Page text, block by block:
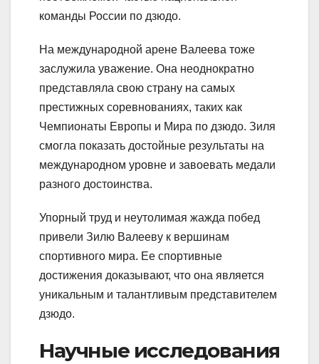
команды России по дзюдо.
На международной арене Валеева тоже
заслужила уважение. Она неоднократно
представляла свою страну на самых
престижных соревнованиях, таких как
Чемпионаты Европы и Мира по дзюдо. Зиля
смогла показать достойные результаты на
международном уровне и завоевать медали
разного достоинства.
Упорный труд и неутолимая жажда побед
привели Зилю Валееву к вершинам
спортивного мира. Ее спортивные
достижения доказывают, что она является
уникальным и талантливым представителем
дзюдо.
Научные исследования